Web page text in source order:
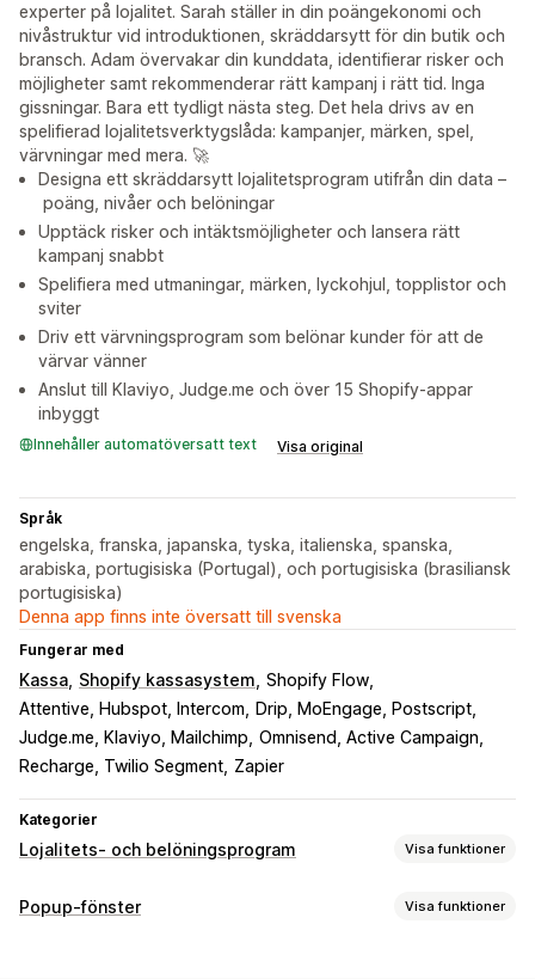
experter på lojalitet. Sarah ställer in din poängekonomi och
nivåstruktur vid introduktionen, skräddarsytt för din butik och
bransch. Adam övervakar din kunddata, identifierar risker och
möjligheter samt rekommenderar rätt kampanj i rätt tid. Inga
gissningar. Bara ett tydligt nästa steg. Det hela drivs av en
spelifierad lojalitetsverktygslåda: kampanjer, märken, spel,
värvningar med mera. 🚀
Designa ett skräddarsytt lojalitetsprogram utifrån din data –
poäng, nivåer och belöningar
Upptäck risker och intäktsmöjligheter och lansera rätt
kampanj snabbt
Spelifiera med utmaningar, märken, lyckohjul, topplistor och
sviter
Driv ett värvningsprogram som belönar kunder för att de
värvar vänner
Anslut till Klaviyo, Judge.me och över 15 Shopify-appar
inbyggt
Innehåller automatöversatt text Visa original
Språk
engelska, franska, japanska, tyska, italienska, spanska,
arabiska, portugisiska (Portugal), och portugisiska (brasiliansk
portugisiska)
Denna app finns inte översatt till svenska
Fungerar med
Kassa Shopify kassasystem Shopify Flow
Attentive, Hubspot, Intercom
Drip, MoEngage, Postscript
Judge.me, Klaviyo, Mailchimp Omnisend, Active Campaign
Recharge, Twilio Segment Zapier
Kategorier
Lojalitets- och belöningsprogram Visa funktioner
Programtyper
Popup-fönster Visa funktioner